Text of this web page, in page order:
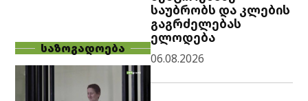
ᲡᲐᲖᲝᲒᲐᲓᲝᲔᲑᲐ
საუბრობს და კლების
გაგრძელებას
ელოდება
06.08.2026